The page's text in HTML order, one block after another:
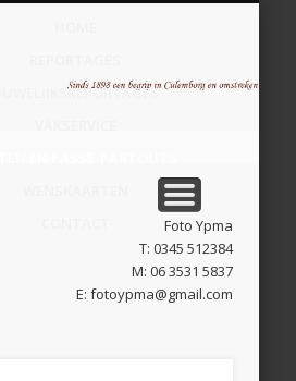
Foto Ypma
T: 0345 512384
M: 06 3531 5837
E: fotoypma@gmail.com
HUWELIJKSREPORTAGES